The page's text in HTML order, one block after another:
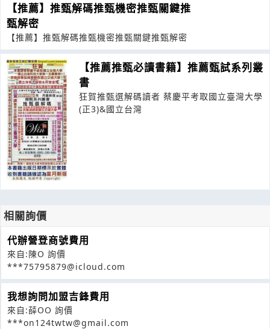
【推薦】推甄解碼推甄機密推甄關鍵推
甄解密
【推薦】推甄解碼推甄機密推甄關鍵推甄解密
【推薦推甄必讀書籍】推薦甄試系列叢
書
狂賀推甄選解碼讀者 蔡慶平考取國立臺灣大學
(正3)&國立台灣
相關詢價
代辦營登商號費用
來自:陳O 詢價
***75795879@icloud.com
我想詢問加盟吉鋒費用
來自:薛OO 詢價
***on124twtw@gmail.com